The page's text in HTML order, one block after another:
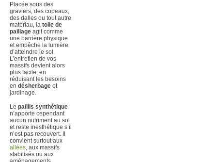
Placée sous des
graviers, des copeaux,
des dalles ou tout autre
matériau, la toile de
paillage agit comme
une barrière physique
et empêche la lumière
d’atteindre le sol.
L’entretien de vos
massifs devient alors
plus facile, en
réduisant les besoins
en désherbage et
jardinage.
Le paillis synthétique
n’apporte cependant
aucun nutriment au sol
et reste inesthétique s’il
n’est pas recouvert. Il
convient surtout aux
allées, aux massifs
stabilisés ou aux